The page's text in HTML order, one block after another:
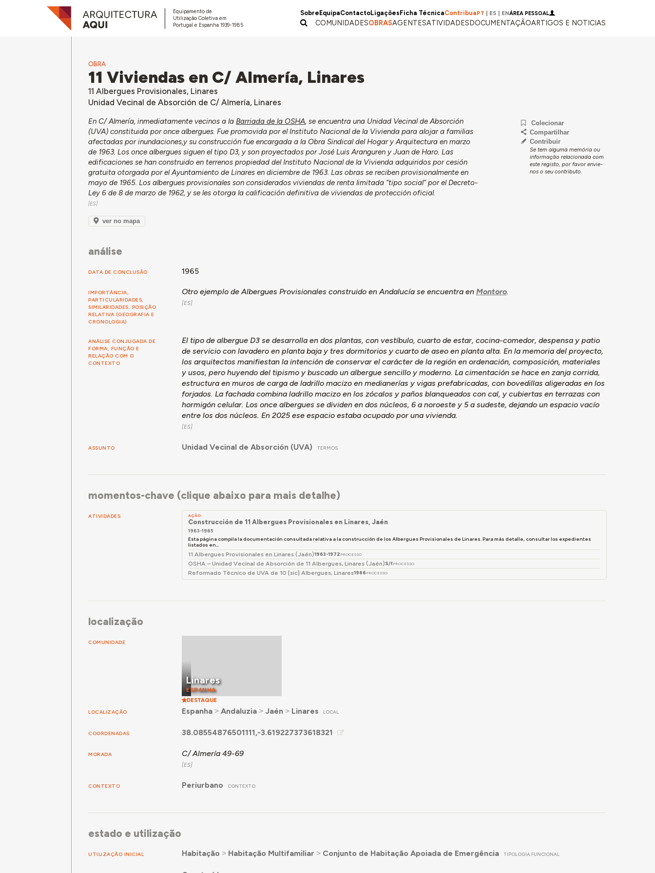
Equipamento de
Utilização Coletiva em
Portugal e Espanha 1939-1985
Sobre EquipaContactoLigações Ficha TécnicaContribuaPT ES ENÁREA PESSOAL
COMUNIDADESOBRASAGENTESATIVIDADESDOCUMENTAÇÃOARTIGOS E NOTICIAS
OBRA
11 Viviendas en C/ Almería, Linares
11 Albergues Provisionales, Linares
Unidad Vecinal de Absorción de C/ Almería, Linares
En C/ Almería, inmediatamente vecinos a laBarriada de la OSHA, se encuentra una Unidad Vecinal de Absorción
(UVA) constituida por once albergues. Fue promovida por el Instituto Nacional de la Vivienda para alojar a familias
afectadas por inundaciones,y su construcción fue encargada a la Obra Sindical del Hogar y Arquitectura en marzo
de 1963. Los once albergues siguen el tipo D3, y son proyectados por José Luis Aranguren y Juan de Haro. Las
edificaciones se han construido en terrenos propiedad del Instituto Nacional de la Vivienda adquiridos por cesión
gratuita otorgada por el Ayuntamiento de Linares en diciembre de 1963. Las obras se reciben provisionalmente en
mayo de 1965. Los albergues provisionales son considerados viviendas de renta limitada “tipo social” por el Decreto-
Ley 6 de 8 de marzo de 1962, y se les otorga la calificación definitiva de viviendas de protección oficial.
ver no mapa
Colecionar
Compartilhar
Contribuir
Se tem alguma memória ou
informação relacionada com
este registo, por favor envie-
nos o seu contributo.
análise
DATA DE CONCLUSÃO 1965
IMPORTÂNCIA,
PARTICULARIDADES,
SIMILARIDADES, POSIÇÃO
RELATIVA (GEOGRAFIA E
CRONOLOGIA)
Otro ejemplo de Albergues Provisionales construido en Andalucía se encuentra en Montoro.
ANÁLISE CONJUGADA DE
FORMA, FUNÇÃO E
RELAÇÃO COM O
CONTEXTO
El tipo de albergue D3 se desarrolla en dos plantas, con vestíbulo, cuarto de estar, cocina-comedor, despensa y patio
de servicio con lavadero en planta baja y tres dormitorios y cuarto de aseo en planta alta. En la memoria del proyecto,
los arquitectos manifiestan la intención de conservar el carácter de la región en ordenación, composición, materiales
y usos, pero huyendo del tipismo y buscado un albergue sencillo y moderno. La cimentación se hace en zanja corrida,
estructura en muros de carga de ladrillo macizo en medianerías y vigas prefabricadas, con bovedillas aligeradas en los
forjados. La fachada combina ladrillo macizo en los zócalos y paños blanqueados con cal, y cubiertas en terrazas con
hormigón celular. Los once albergues se dividen en dos núcleos, 6 a noroeste y 5 a sudeste, dejando un espacio vacío
entre los dos núcleos. En 2025 ese espacio estaba ocupado por una vivienda.
ASSUNTO Unidad Vecinal de Absorción (UVA) TERMOS
momentos-chave (clique abaixo para mais detalhe)
ATIVIDADES AÇÃO
Construcción de 11 Albergues Provisionales en Linares, Jaén
1963-1965
Esta página compila la documentación consultada relativa a la construcción de los Albergues Provisionales de Linares. Para más detalle, consultar los expedientes
listados en...
11 Albergues Provisionales en Linares (Jaén)1963-1972 PROCESSO
OSHA – Unidad Vecinal de Absorción de 11 Albergues, Linares (Jaén)S/fPROCESSO
Reformado Técnico de UVA de 10 [sic] Albergues, Linares1966 PROCESSO
localização
COMUNIDADE
Linares
ESPANHA
DESTAQUE
LOCALIZAÇÃO Espanha˃ Andaluzia˃ Jaén ˃ Linares LOCAL
COORDENADAS 38.08554876501111,-3.619227373618321
MORADA C/ Almería 49-69
CONTEXTO Periurbano CONTEXTO
estado e utilização
UTILIZAÇÃO INICIAL Habitação ˃ Habitação Multifamiliar ˃ Conjunto de Habitação Apoiada de Emergência TIPOLOGIA FUNCIONAL